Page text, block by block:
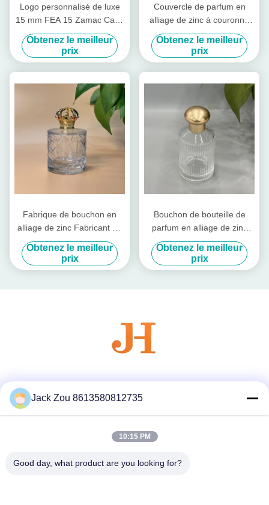
Logo personnalisé de luxe
15 mm FEA 15 Zamac Caps
de parfum métallique créatif
universel Couvercle de
bouteille pour bouteilles de
parfums
Obtenez le meilleur
prix
Couvercle de parfum en
alliage de zinc à couronne
15 mm Disque de
pulvérisation de pompe
métallique Couvercle pour
bouteilles Couvercle
magnétique pour bouteilles
de parfum Couvercles
Fermetures de bouteilles
Obtenez le meilleur
prix
Fabrique de bouchon en
alliage de zinc Fabricant de
bouchon de parfum Zamac
Bouchon de parfum
Couvertures de couverture
Obtenez le meilleur
prix
Bouchon de bouteille de
parfum en alliage de zinc
métallique pour votre
bouteille en verre
Obtenez le meilleur
prix
Contactez rapidement
Télégramme
Jack Zou 8613580812735
10:15 PM
Good day, what product are you looking for?